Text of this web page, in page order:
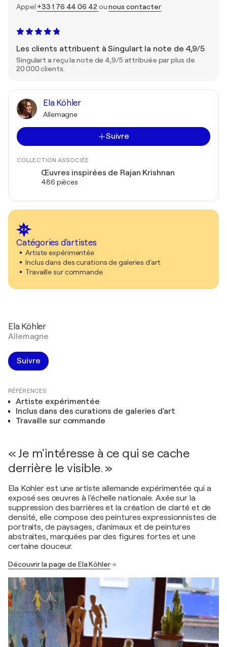
Appel +33 1 76 44 06 42 ounous contacter
Les clients attribuent à Singulart la note de 4,9/5
Singulart a reçu la note de 4,9/5 attribuée par plus de
20 000 clients.
Ela Köhler
Allemagne
Suivre
COLLECTION ASSOCIÉE
Œuvres inspirées de Rajan Krishnan
486 pièces
Catégories d'artistes
Artiste expérimentée
Inclus dans des curations de galeries d'art
Travaille sur commande
Ela Köhler
Allemagne
Suivre
RÉFÉRENCES
Artiste expérimentée
Inclus dans des curations de galeries d'art
Travaille sur commande
« Je m'intéresse à ce qui se cache
derrière le visible. »
Ela Kohler est une artiste allemande expérimentée qui a
exposé ses œuvres à l'échelle nationale. Axée sur la
suppression des barrières et la création de clarté et de
densité, elle compose des peintures expressionnistes de
portraits, de paysages, d'animaux et de peintures
abstraites, marquées par des figures fortes et une
certaine douceur.
Découvrir la page de Ela Köhler